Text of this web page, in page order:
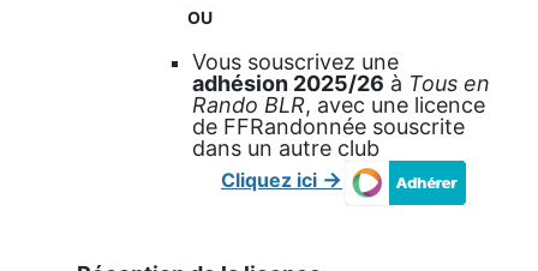
OU
Vous souscrivez une
adhésion 2025/26 à Tous en
Rando BLR, avec une licence
de FFRandonnée souscrite
dans un autre club
Cliquez ici ->